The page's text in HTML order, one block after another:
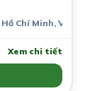
Chí Minh, Việt Nam
Xem chi tiết